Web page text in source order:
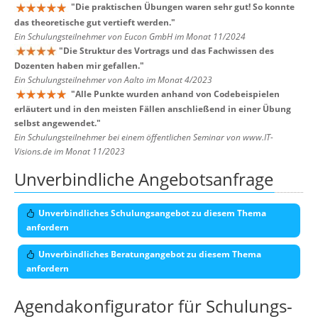
"Die praktischen Übungen waren sehr gut! So konnte
das theoretische gut vertieft werden."
Ein Schulungsteilnehmer von Eucon GmbH im Monat 11/2024
"Die Struktur des Vortrags und das Fachwissen des
Dozenten haben mir gefallen."
Ein Schulungsteilnehmer von Aalto im Monat 4/2023
"Alle Punkte wurden anhand von Codebeispielen
erläutert und in den meisten Fällen anschließend in einer Übung
selbst angewendet."
Ein Schulungsteilnehmer bei einem öffentlichen Seminar von www.IT-
Visions.de im Monat 11/2023
Unverbindliche Angebotsanfrage
Unverbindliches Schulungsangebot zu diesem Thema
anfordern
Unverbindliches Beratungangebot zu diesem Thema
anfordern
Agendakonfigurator für Schulungs-